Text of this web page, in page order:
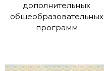
дополнительных
общеобразовательных
программ